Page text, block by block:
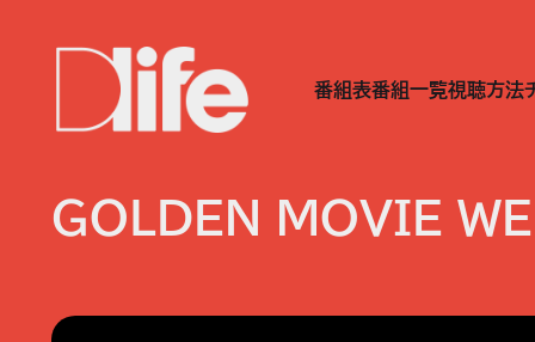
番組表番組一覧視聴方法
GOLDEN MOVIE